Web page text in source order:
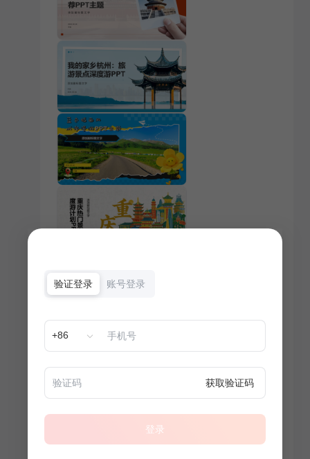
验证登录 账号登录
+86
获取验证码
登录